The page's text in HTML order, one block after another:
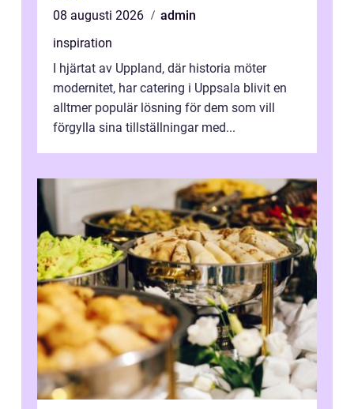
08 augusti 2026
admin
inspiration
I hjärtat av Uppland, där historia möter
modernitet, har catering i Uppsala blivit en
alltmer populär lösning för dem som vill
förgylla sina tillställningar med...